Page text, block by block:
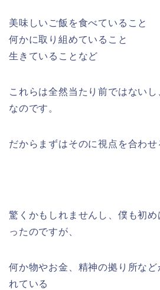
美味しいご飯を食べていること
何かに取り組めていること
生きていることなど
これらは全然当たり前ではない
なのです。
だからまずはそのに視点を合わせ
驚くかもしれませんし、僕も初
ったのですが、
何か物やお金、精神の拠り所など
れている